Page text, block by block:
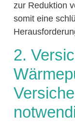
zur Reduktion
somit eine
2.